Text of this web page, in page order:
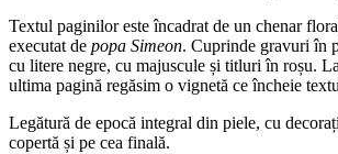
Textul paginilor este încadrat de un chenar
executat de popa Simeon. Cuprinde gravuri în
cu litere negre, cu majuscule și titluri în roșu.
ultima pagină regăsim o vignetă ce încheie
Legătură de epocă integral din piele, cu
copertă și pe cea finală.